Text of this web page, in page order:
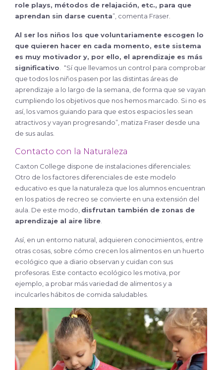
role plays, métodos de relajación, etc., para que
aprendan sin darse cuenta”, comenta Fraser.
Al ser los niños los que voluntariamente escogen lo
que quieren hacer en cada momento, este sistema
es muy motivador y, por ello, el aprendizaje es más
significativo . “Sí que llevamos un control para comprobar
que todos los niños pasen por las distintas áreas de
aprendizaje a lo largo de la semana, de forma que se vayan
cumpliendo los objetivos que nos hemos marcado. Si no es
así, los vamos guiando para que estos espacios les sean
atractivos y vayan progresando”, matiza Fraser desde una
de sus aulas.
Contacto con la Naturaleza
Caxton College dispone de instalaciones diferenciales:
Otro de los factores diferenciales de este modelo
educativo es que la naturaleza que los alumnos encuentran
en los patios de recreo se convierte en una extensión del
aula. De este modo, disfrutan también de zonas de
aprendizaje al aire libre
Así, en un entorno natural, adquieren conocimientos, entre
otras cosas, sobre cómo crecen los alimentos en un huerto
ecológico que a diario observan y cuidan con sus
profesoras. Este contacto ecológico les motiva, por
ejemplo, a probar más variedad de alimentos y a
inculcarles hábitos de comida saludables.